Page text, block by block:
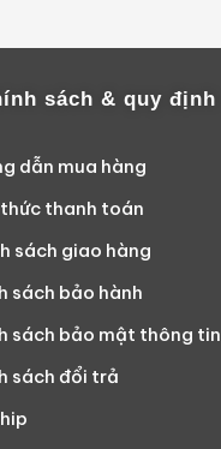
sách & quy định
dẫn mua hàng
thức thanh toán
sách giao hàng
sách bảo hành
sách bảo mật thông tin
sách đổi trả